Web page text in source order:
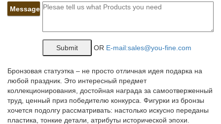
своим приходом самый благодатный период для всех знаков,
без исключения.
Статуэтки – символ 2018 года – Собака – покупайте в Москве
Приобрести товары из раздела Статуэтки – символ 2018 года
– Собака, по низкой | оптовой цене можно в нашем интернет –
магазине Фабрика Желаний. Широкий ассортимент.
Год собаки фарфор и керамика Pavone
Символ года из фарфора. Фарфоровые фигурки. →. Год
Message
OR E-mail:sales@you-fine.com
Бронзовая статуэтка – не просто отличная идея подарка на
любой праздник. Это интересный предмет
коллекционирования, достойная награда за самоотверженный
труд, ценный приз победителю конкурса. Фигурки из бронзы
хочется подолгу рассматривать: настолько искусно переданы
пластика, тонкие детали, атрибуты исторической эпохи.